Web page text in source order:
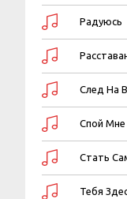
Радуюсь
След На
Спой Мне
Стать
Тебя